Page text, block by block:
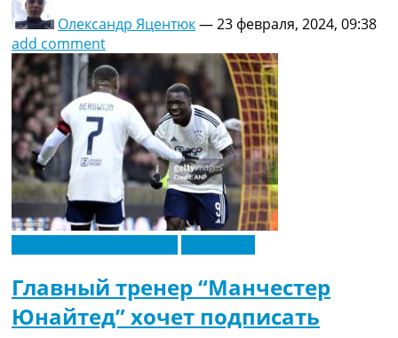
Олександр Яцентюк—23 февраля, 2024, 09:38
add comment
Главный тренер “Манчестер
Юнайтед” хочет подписать